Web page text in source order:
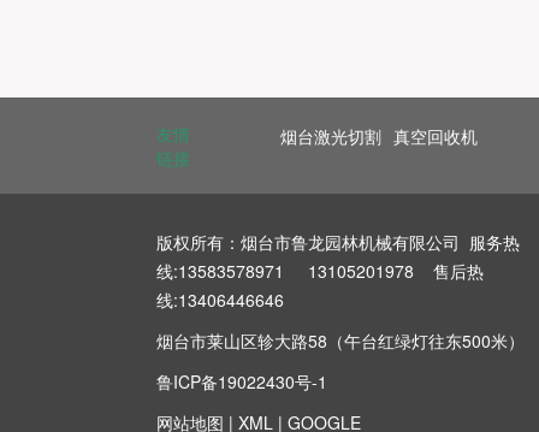
友情
链接
烟台激光切割 真空回收机
版权所有：烟台市鲁龙园林机械有限公司 服务热
线:13583578971 13105201978 售后热
线:13406446646
烟台市莱山区轸大路58（午台红绿灯往东500米）
鲁ICP备19022430号-1
网站地图 | XML | GOOGLE